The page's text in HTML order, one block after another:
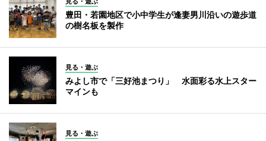
豊田・若園地区で小中学生が逢妻男川沿いの遊歩道
の樹名板を製作
見る・遊ぶ
みよし市で「三好池まつり」 水面彩る水上スター
マインも
見る・遊ぶ